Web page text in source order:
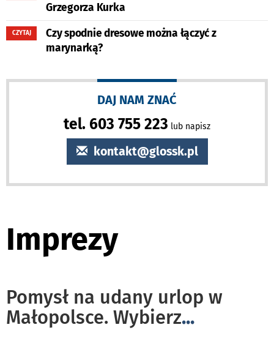
Grzegorza Kurka
CZYTAJ
Czy spodnie dresowe można łączyć z
marynarką?
DAJ NAM ZNAĆ
tel. 603 755 223 lub napisz
kontakt@glossk.pl
Imprezy
Pomysł na udany urlop w
Małopolsce. Wybierz...